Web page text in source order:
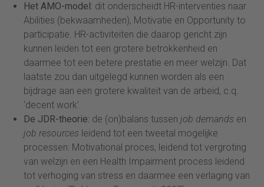
Het AMO-model: dit onderscheidt HR-interventies naar
Abilities (bekwaamheden), Motivatie en Opportunity to
participatie. HR-activiteiten die daarop gericht zijn
kunnen leiden tot een grotere betrokkenheid en
daarmee tot een betere prestatie en meer welzijn. Dat
laatste zou dan uitgelegd kunnen worden als een
bijdrage aan een grotere kwaliteit van de arbeid, c.q.
‘decent work’.
De JDR-theorie: de (on)balans tussen job demands en
job resources leidend tot een tweetal mogelijke
processen: Motivational proces, leidend tot vergroting
van welzijn en een Health Impairment process leidend
tot verhoging van stress en daarmee een verlaging van